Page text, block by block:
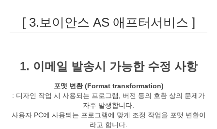
[ 3.보이안스 AS 애프터서비스 ]
1. 이메일 발송시 가능한 수정 사항
포맷 변환 (Format transformation)
: 디자인 작업 시 사용되는 프로그램, 버전 등의 호환 상의 문제가
자주 발생합니다.
사용자 PC에 사용되는 프로그램에 맞게 조정 작업을 포맷 변환이
라고 합니다.